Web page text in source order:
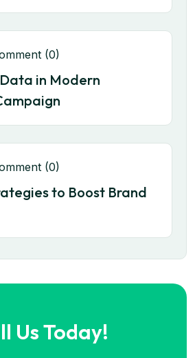
(0)
in Modern
(0)
to Boost Brand
Us Today!